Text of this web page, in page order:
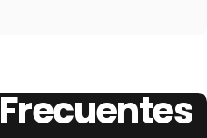
Frecuentes